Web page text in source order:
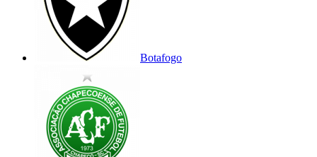
Botafogo